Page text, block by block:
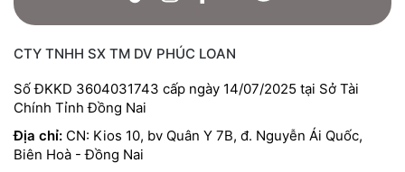
CTY TNHH SX TM DV PHÚC LOAN
Số ĐKKD 3604031743 cấp ngày 14/07/2025 tại Sở Tài
Chính Tỉnh Đồng Nai
Địa chỉ: CN: Kios 10, bv Quân Y 7B, đ. Nguyễn Ái Quốc,
Biên Hoà - Đồng Nai